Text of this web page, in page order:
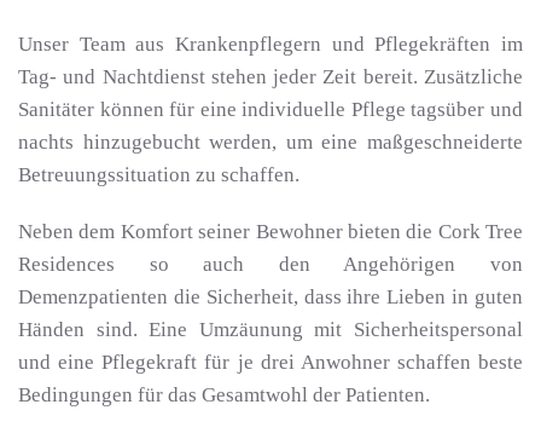
Unser Team aus Krankenpflegern und Pflegekräften im
Tag- und Nachtdienst stehen jeder Zeit bereit. Zusätzliche
Sanitäter können für eine individuelle Pflege tagsüber und
nachts hinzugebucht werden, um eine maßgeschneiderte
Betreuungssituation zu schaffen.
Neben dem Komfort seiner Bewohner bieten die Cork Tree
Residences so auch den Angehörigen von
Demenzpatienten die Sicherheit, dass ihre Lieben in guten
Händen sind. Eine Umzäunung mit Sicherheitspersonal
und eine Pflegekraft für je drei Anwohner schaffen beste
Bedingungen für das Gesamtwohl der Patienten.